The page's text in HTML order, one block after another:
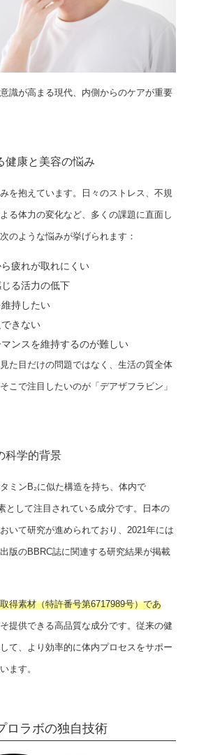
識が高まる現代、内側からのケアが重要
健康と美容の悩み
を抱えています。日々のストレス、不規
る体力の変化など、多くの課題に直面し
のような悩みが挙げられます：
疲れが取れにくい
る活力の低下
持したい
きない
ンスを維持するのが難しい
た目だけの問題ではなく、生活の質全体
こで注目したいのが「デアザフラビン」
科学的背景
ミンB₂に似た構造を持ち、体内で
として注目されている成分です。日本の
いて研究が進められており、2021年には
版のBBRC誌に関連する研究結果が掲載
得素材（特許番号第6717989号）であ
提供できる高品質な成分です。従来の健
て、より効率的に体内プロセスをサポー
ます。
ロラボの独自技術